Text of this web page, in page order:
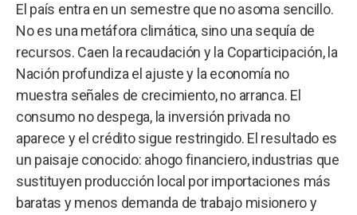
El país entra en un semestre que no asoma sencillo.
No es una metáfora climática, sino una sequía de
recursos. Caen la recaudación y la Coparticipación, la
Nación profundiza el ajuste y la economía no
muestra señales de crecimiento, no arranca. El
consumo no despega, la inversión privada no
aparece y el crédito sigue restringido. El resultado es
un paisaje conocido: ahogo financiero, industrias que
sustituyen producción local por importaciones más
baratas y menos demanda de trabajo misionero y